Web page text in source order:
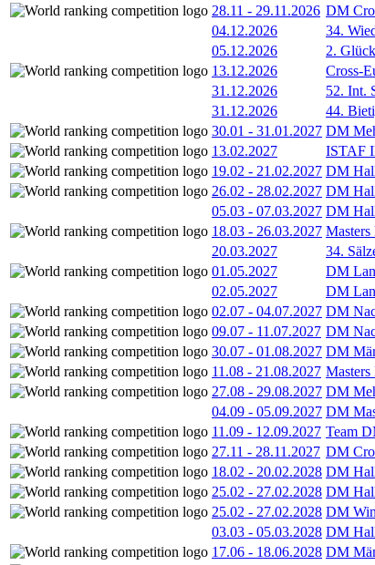
28.11 - 29.11.2026 DM
04.12.2026
34.
05.12.2026
2.
13.12.2026
Cross-
31.12.2026
52. Int.
31.12.2026
44.
30.01 - 31.01.2027 DM
13.02.2027
ISTAF
19.02 - 21.02.2027 DM
26.02 - 28.02.2027 DM
05.03 - 07.03.2027 DM
18.03 - 26.03.2027
20.03.2027
34.
01.05.2027
DM
02.05.2027
DM
02.07 - 04.07.2027 DM
09.07 - 11.07.2027 DM
30.07 - 01.08.2027 DM
11.08 - 21.08.2027 Masters
27.08 - 29.08.2027 DM
04.09 - 05.09.2027 DM
11.09 - 12.09.2027 Team
27.11 - 28.11.2027 DM
18.02 - 20.02.2028 DM
25.02 - 27.02.2028 DM
25.02 - 27.02.2028 DM
03.03 - 05.03.2028 DM
17.06 - 18.06.2028 DM